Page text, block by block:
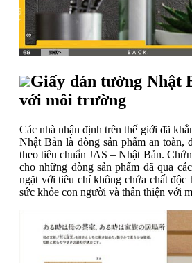
Giấy dán tường Nhật
với môi trường
Các nhà nhận định trên thế giới đã
Nhật Bản là dòng sản phẩm an toàn,
theo tiêu chuẩn JAS – Nhật Bản.
cho những dòng sản phẩm đã qua
ngặt với tiêu chí không chứa chất độc
sức khỏe con người và thân thiện với